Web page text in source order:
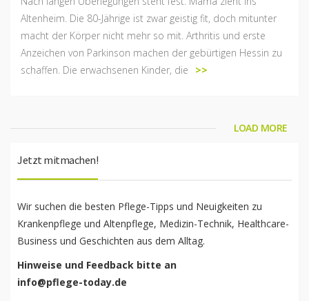
Altenheim. Die 80-Jährige ist zwar geistig fit, doch mitunter
macht der Körper nicht mehr so mit. Arthritis und erste
Anzeichen von Parkinson machen der gebürtigen Hessin zu
schaffen. Die erwachsenen Kinder, die
>>
LOAD MORE
Jetzt mitmachen!
Wir suchen die besten Pflege-Tipps und Neuigkeiten zu
Krankenpflege und Altenpflege, Medizin-Technik, Healthcare-
Business und Geschichten aus dem Alltag.
Hinweise und Feedback bitte an
info@pflege-today.de